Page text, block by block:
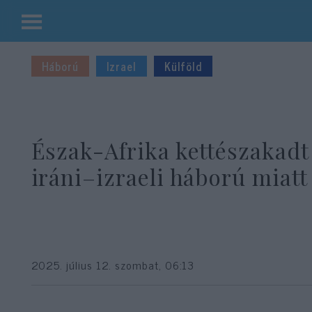
Kilépés
tartalomba
Háború Izrael Külföld
Észak-Afrika
iráni–izraeli háború miatt
2025. július 12. szombat, 06:13